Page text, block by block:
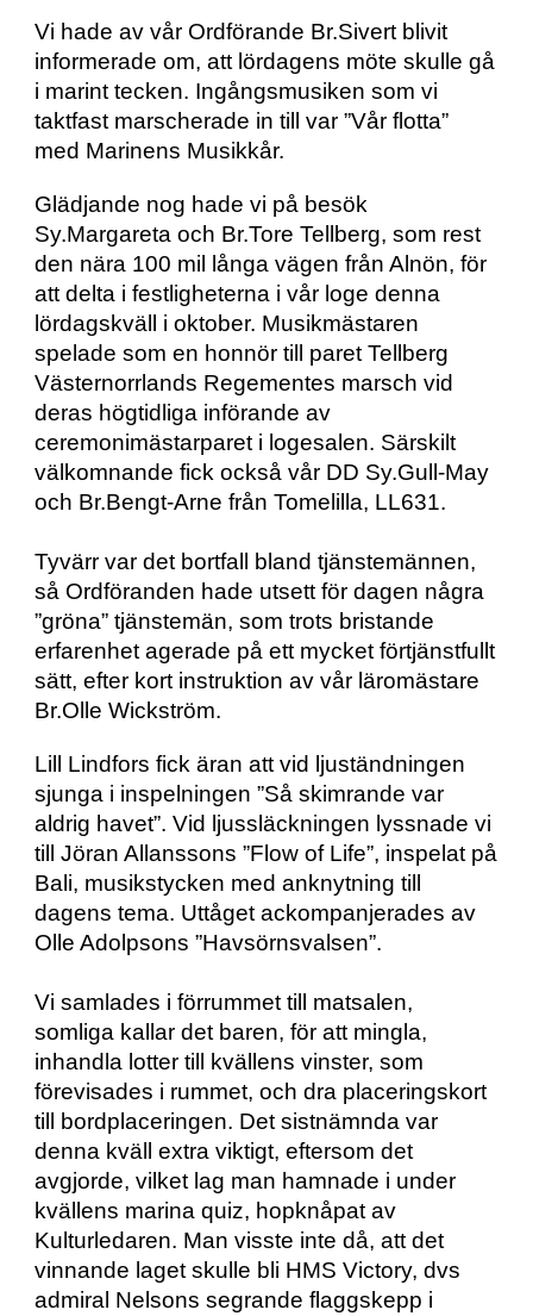
Vi hade av vår Ordförande Br.Sivert blivit
informerade om, att lördagens möte skulle gå
i marint tecken. Ingångsmusiken som vi
taktfast marscherade in till var ”Vår flotta”
med Marinens Musikkår.
Glädjande nog hade vi på besök
Sy.Margareta och Br.Tore Tellberg, som rest
den nära 100 mil långa vägen från Alnön, för
att delta i festligheterna i vår loge denna
lördagskväll i oktober. Musikmästaren
spelade som en honnör till paret Tellberg
Västernorrlands Regementes marsch vid
deras högtidliga införande av
ceremonimästarparet i logesalen. Särskilt
välkomnande fick också vår DD Sy.Gull-May
och Br.Bengt-Arne från Tomelilla, LL631.
Tyvärr var det bortfall bland tjänstemännen,
så Ordföranden hade utsett för dagen några
”gröna” tjänstemän, som trots bristande
erfarenhet agerade på ett mycket förtjänstfullt
sätt, efter kort instruktion av vår läromästare
Br.Olle Wickström.
Lill Lindfors fick äran att vid ljuständningen
sjunga i inspelningen ”Så skimrande var
aldrig havet”. Vid ljussläckningen lyssnade vi
till Jöran Allanssons ”Flow of Life”, inspelat på
Bali, musikstycken med anknytning till
dagens tema. Uttåget ackompanjerades av
Olle Adolpsons ”Havsörnsvalsen”.
Vi samlades i förrummet till matsalen,
somliga kallar det baren, för att mingla,
inhandla lotter till kvällens vinster, som
förevisades i rummet, och dra placeringskort
till bordplaceringen. Det sistnämnda var
denna kväll extra viktigt, eftersom det
avgjorde, vilket lag man hamnade i under
kvällens marina quiz, hopknåpat av
Kulturledaren. Man visste inte då, att det
vinnande laget skulle bli HMS Victory, dvs
admiral Nelsons segrande flaggskepp i